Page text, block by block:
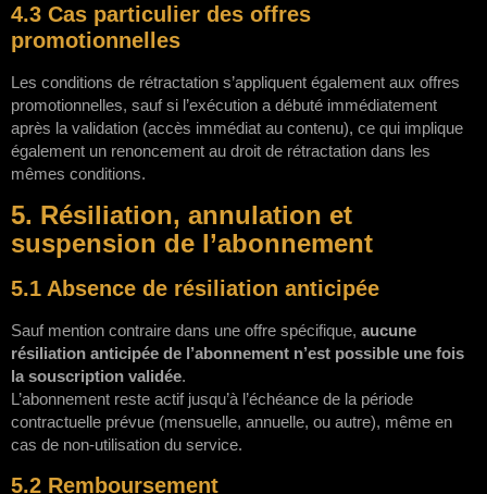
4.3 Cas particulier des offres
promotionnelles
Les conditions de rétractation s’appliquent également aux offres
promotionnelles, sauf si l’exécution a débuté immédiatement
après la validation (accès immédiat au contenu), ce qui implique
également un renoncement au droit de rétractation dans les
mêmes conditions.
5. Résiliation, annulation et
suspension de l’abonnement
5.1 Absence de résiliation anticipée
Sauf mention contraire dans une offre spécifique, aucune
résiliation anticipée de l’abonnement n’est possible une fois
la souscription validée.
L’abonnement reste actif jusqu’à l’échéance de la période
contractuelle prévue (mensuelle, annuelle, ou autre), même en
cas de non-utilisation du service.
5.2 Remboursement